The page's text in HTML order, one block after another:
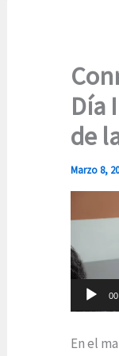
Día
de
Marzo 8,
de
vídeo
En el